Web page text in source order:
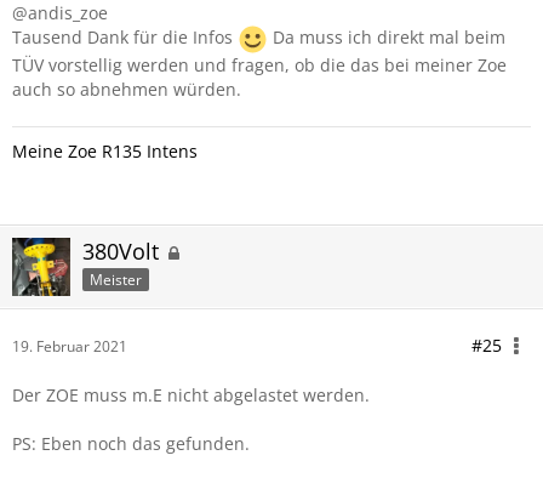
@andis_zoe
Tausend Dank für die Infos
Da muss ich direkt mal beim
TÜV vorstellig werden und fragen, ob die das bei meiner Zoe
auch so abnehmen würden.
Meine Zoe R135 Intens
380Volt
Meister
19. Februar 2021 #25
Der ZOE muss m.E nicht abgelastet werden.
PS: Eben noch das gefunden.